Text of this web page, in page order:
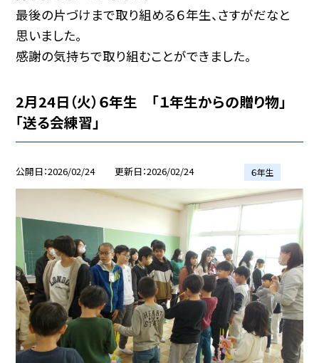
最後の片づけまで取り組める６年生、さすがだなと
思いました。
感謝の気持ちで取り組むことができました。
2月24日（火）６年生 「１年生からの贈り物」
「送る会練習」
公開日 2026/02/24 更新日 2026/02/24 ６年生